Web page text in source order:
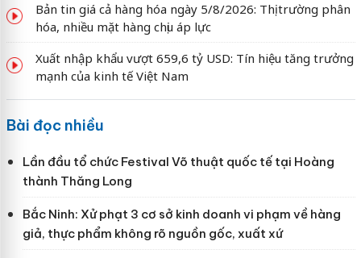
Bản tin giá cả hàng hóa ngày 5/8/2026: Thị trường phân
hóa, nhiều mặt hàng chịu áp lực
Xuất nhập khẩu vượt 659,6 tỷ USD: Tín hiệu tăng trưởng
mạnh của kinh tế Việt Nam
Bài đọc nhiều
Lần đầu tổ chức Festival Võ thuật quốc tế tại Hoàng
thành Thăng Long
Bắc Ninh: Xử phạt 3 cơ sở kinh doanh vi phạm về hàng
giả, thực phẩm không rõ nguồn gốc, xuất xứ